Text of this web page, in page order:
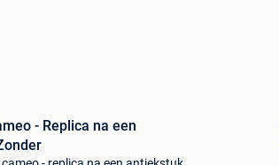
- Replica na een